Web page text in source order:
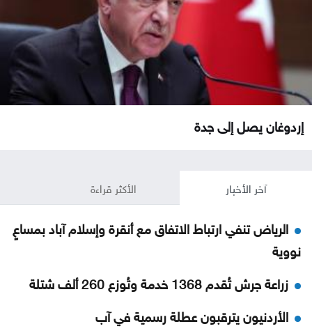
إردوغان يصل إلى جدة
آخر الأخبار الأكثر قراءة
الرياض تنفي ارتباط الاتفاق مع أنقرة وإسلام آباد بمساعٍ
نووية
زراعة جرش تُقدم 1368 خدمة وتُوزع 260 ألف شتلة
الأردنيون يترقبون عطلة رسمية في آب